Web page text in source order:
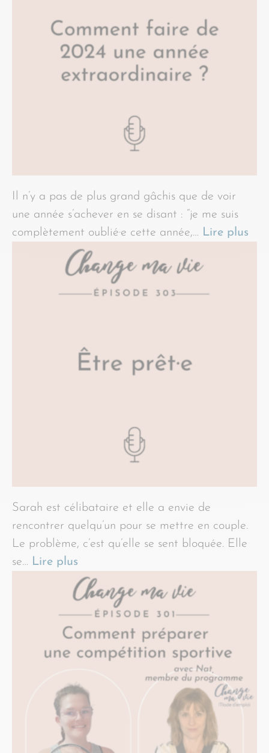
Il n’y a pas de plus grand gâchis que de voir
une année s’achever en se disant : “je me suis
complètement oublié·e cette année,… Lire plus
Sarah est célibataire et elle a envie de
rencontrer quelqu’un pour se mettre en couple.
Le problème, c’est qu’elle se sent bloquée. Elle
se… Lire plus